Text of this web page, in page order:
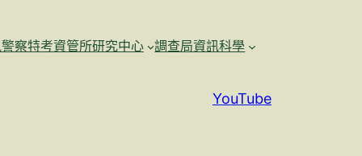
察特考資管所研究中心 調查局資訊科學
YouTube